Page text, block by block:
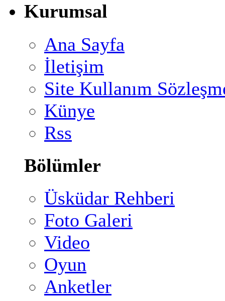
Kurumsal
Ana Sayfa
İletişim
Site Kullanım
Künye
Rss
Bölümler
Üsküdar Rehberi
Foto Galeri
Video
Oyun
Anketler